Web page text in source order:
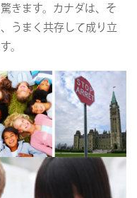
きます。カナダは、そ
うまく共存して成り立
。